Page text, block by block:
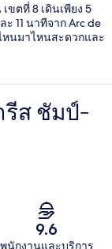
ขตที่ 8 เดินเพียง 5
11 นาทีจาก Arc de
หนมาไหนสะดวกและ
รีส ชัมป์-
9.6
พนักงานและบริการ